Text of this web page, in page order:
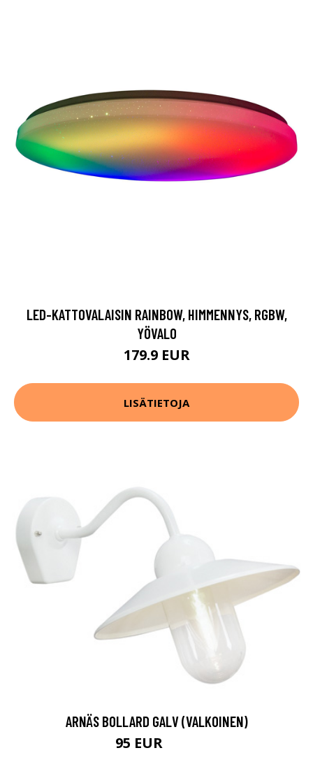
LED-KATTOVALAISIN RAINBOW, HIMMENNYS, RGBW,
YÖVALO
179.9 EUR
LISÄTIETOJA
ARNÄS BOLLARD GALV (VALKOINEN)
95 EUR